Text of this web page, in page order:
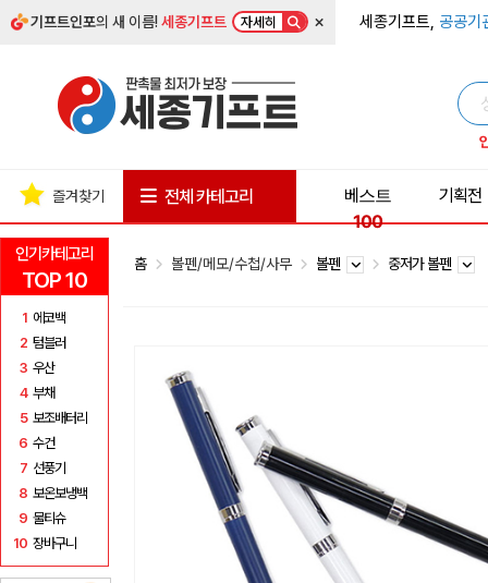
기프트인포의 새 이름!세종기프트 자세히 × 세종기프트, 공공기
인기카테고리
TOP 10
1 에코백
2 텀블러
3 우산
4 부채
5 보조배터리
6 수건
7 선풍기
8 보온보냉백
9 물티슈
10 장바구니
즐겨찾기 전체 카테고리
베스트
100
기획전
홈 볼펜/메모/수첩/사무 볼펜 중저가 볼펜